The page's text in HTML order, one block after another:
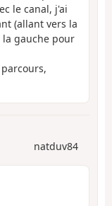
le canal, j'ai
(allant vers la
gauche pour
natduv84